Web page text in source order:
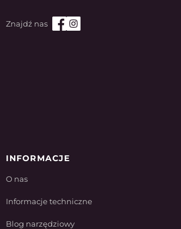
INFORMACJE
O nas
Informacje techniczne
Blog narzędziowy